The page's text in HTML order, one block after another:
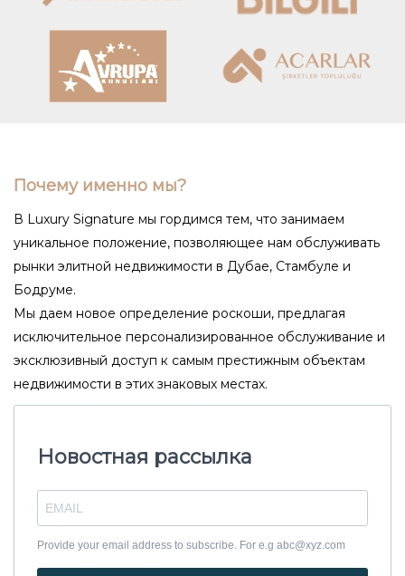
Почему именно мы?
В Luxury Signature мы гордимся тем, что занимаем
уникальное положение, позволяющее нам обслуживать
рынки элитной недвижимости в Дубае, Стамбуле и
Бодруме.
Мы даем новое определение роскоши, предлагая
исключительное персонализированное обслуживание и
эксклюзивный доступ к самым престижным объектам
недвижимости в этих знаковых местах.
Новостная рассылка
Provide your email address to subscribe. For e.g abc@xyz.com